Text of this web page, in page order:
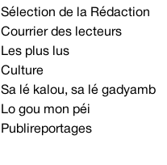
Sélection de la Rédaction
Courrier des lecteurs
Les plus lus
Culture
Sa lé kalou, sa lé gadyamb
Lo gou mon péi
Publireportages